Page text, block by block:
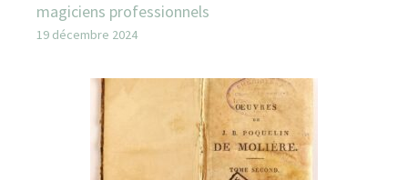
magiciens professionnels
19 décembre 2024